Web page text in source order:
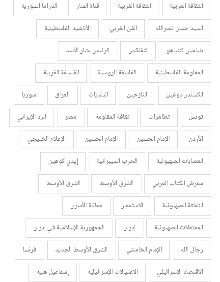
الثقافة العربية
الثقافة الغربية قناة المنار
الدراما السورية
السيد حسن نصرالله
الفن الغربي
الأناشيد الفلسطينية
بنيامين نتنياهو
نتفلكس
الرئيس بشار الأسد
المقاومة الفلسطينية
الفلسفة الروسية
الفلسفة الغربية
الكسندر دوغين
النازحين البلديات العراق
سوريا
تونس
تظاهرات ثقافة المقاومة مصر
الرد الإيراني
الأردن
الإمام الحسين الإمام الحسين
الإعلام الخليجي
العصابات الصهيونية
الحرب السيبرانية
إيدي كوهين
معرض الكتاب العربي
الشرق الأوسط
الشرق الأوسط
الثقافة الصهيونية
الاستعمار
معاناة الأسرى
المعتقلات الصهيونية
إيران
الجمهورية الإسلامية في إيران
رجال الله
الإمام الخامنئي الشرق الأوسط الجديد
فرنسا
الاقتصاد الإسرائيلي
الاغتيالات الإسرائيلية
إسماعيل هنية